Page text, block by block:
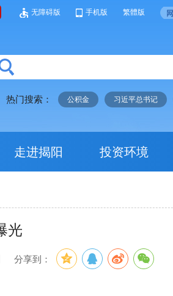
无障碍版 手机版 繁體版
热门搜索： 公积金 习近平总书记
走进揭阳 投资环境
光
分享到：